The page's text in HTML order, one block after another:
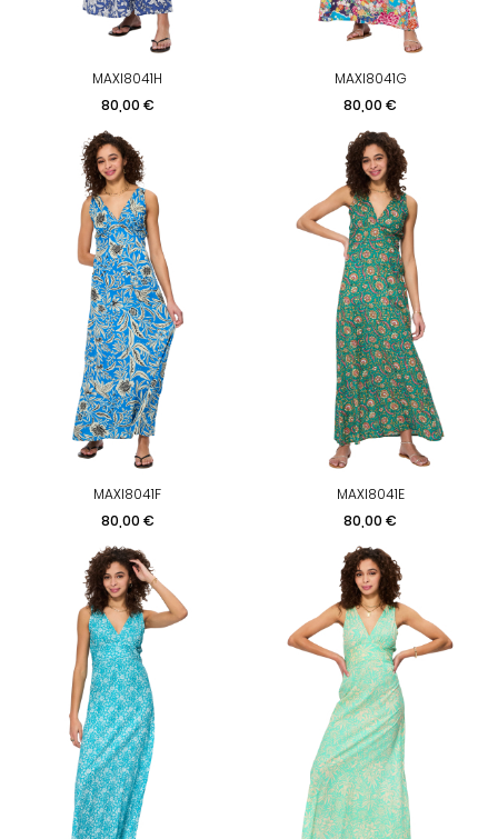
MAXI8041H
Prix
80,00 €
MAXI8041G
Prix
80,00 €
MAXI8041F
Prix
80,00 €
MAXI8041E
Prix
80,00 €